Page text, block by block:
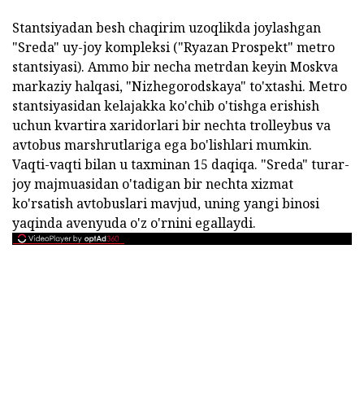
Stantsiyadan besh chaqirim uzoqlikda joylashgan
"Sreda" uy-joy kompleksi ("Ryazan Prospekt" metro
stantsiyasi). Ammo bir necha metrdan keyin Moskva
markaziy halqasi, "Nizhegorodskaya" to'xtashi. Metro
stantsiyasidan kelajakka ko'chib o'tishga erishish
uchun kvartira xaridorlari bir nechta trolleybus va
avtobus marshrutlariga ega bo'lishlari mumkin.
Vaqti-vaqti bilan u taxminan 15 daqiqa. "Sreda" turar-
joy majmuasidan o'tadigan bir nechta xizmat
ko'rsatish avtobuslari mavjud, uning yangi binosi
yaqinda avenyuda o'z o'rnini egallaydi.